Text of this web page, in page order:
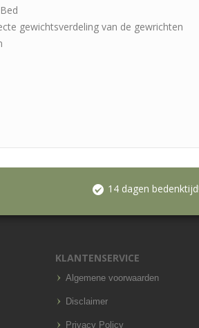
gewichtsverdeling van de gewrichten
14 dagen bedenktijd!
KLANTENSERVICE
Algemene voorwaarden
Disclaimer
Privacy Policy